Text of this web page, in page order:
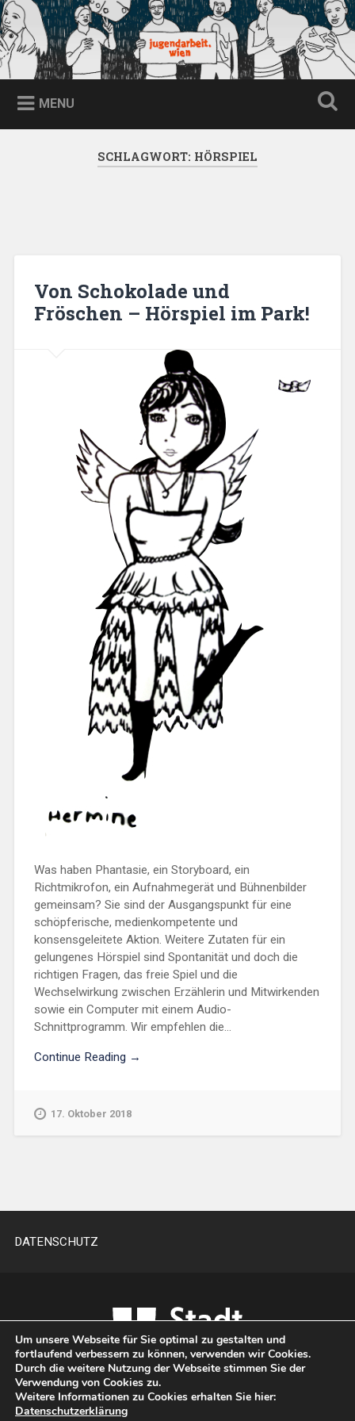
Skip
to
content
Search
jugendarbeit.wien
MENU
SCHLAGWORT: HÖRSPIEL
Von Schokolade und
Fröschen – Hörspiel im Park!
Was haben Phantasie, ein Storyboard, ein
Richtmikrofon, ein Aufnahmegerät und Bühnenbilder
gemeinsam? Sie sind der Ausgangspunkt für eine
schöpferische, medienkompetente und
konsensgeleitete Aktion. Weitere Zutaten für ein
gelungenes Hörspiel sind Spontanität und doch die
richtigen Fragen, das freie Spiel und die
Wechselwirkung zwischen Erzählerin und Mitwirkenden
sowie ein Computer mit einem Audio-
Schnittprogramm. Wir empfehlen die...
Continue Reading →
17. Oktober 2018
DATENSCHUTZ
Um unsere Webseite für Sie optimal zu gestalten und
fortlaufend verbessern zu können, verwenden wir Cookies.
Durch die weitere Nutzung der Webseite stimmen Sie der
Verwendung von Cookies zu.
Weitere Informationen zu Cookies erhalten Sie hier:
Datenschutzerklärung